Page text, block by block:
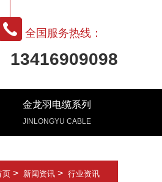
全国服务热线：
13416909098
金龙羽电缆系列
JINLONGYU CABLE
页 > 新闻资讯 > 行业资讯